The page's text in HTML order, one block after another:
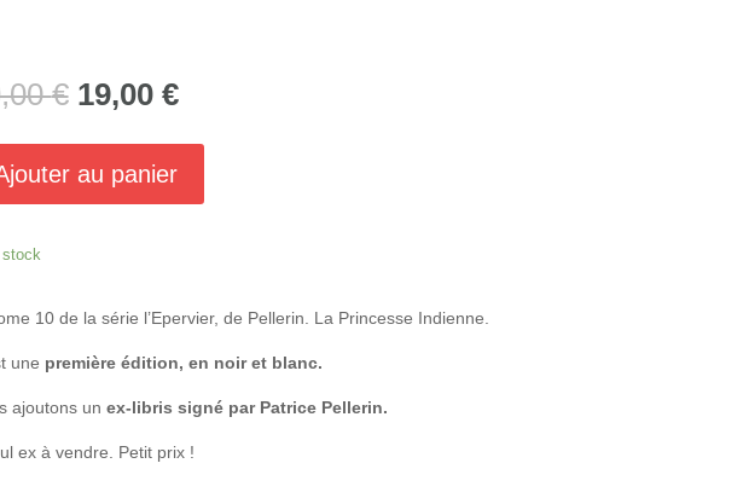
€ Le
prix
initial
était :
29,00 €.
19,00 €Le
actuel
est :
19,00 €.
au panier
stock
10 de la série l’Epervier, de Pellerin. La Princesse Indienne.
une première édition, en noir et blanc.
ajoutons un ex-libris signé par Patrice Pellerin.
ex à vendre. Petit prix !